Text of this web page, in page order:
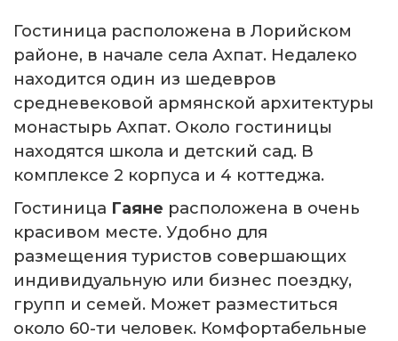
Гостиница расположена в Лорийском
районе, в начале села Ахпат. Недалеко
находится один из шедевров
средневековой армянской архитектуры
монастырь Ахпат. Около гостиницы
находятся школа и детский сад. В
комплексе 2 корпуса и 4 коттеджа.
Гостиница Гаяне расположена в очень
красивом месте. Удобно для
размещения туристов совершающих
индивидуальную или бизнес поездку,
групп и семей. Может разместиться
около 60-ти человек. Комфортабельные